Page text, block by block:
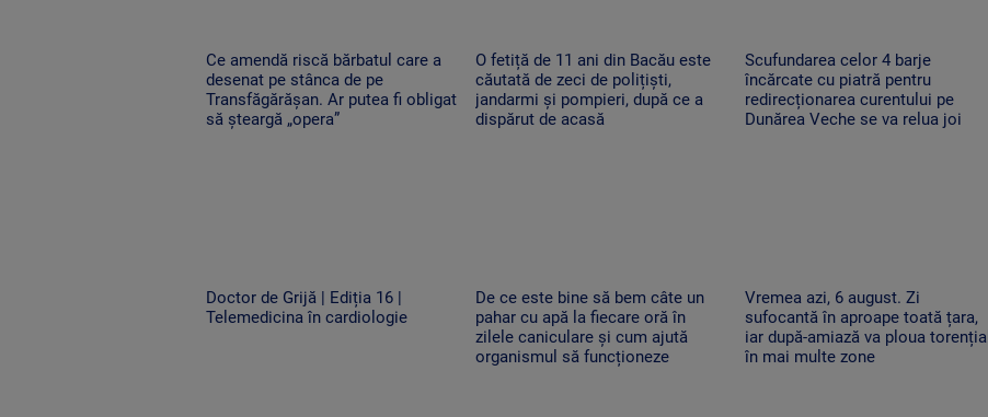
Ce amendă riscă bărbatul care a
desenat pe stânca de pe
Transfăgărășan. Ar putea fi obligat
să șteargă „opera”
O fetiță de 11 ani din Bacău este
căutată de zeci de polițiști,
jandarmi și pompieri, după ce a
dispărut de acasă
Scufundarea celor 4 barje
încărcate cu piatră pentru
redirecționarea curentului pe
Dunărea Veche se va relua joi
Doctor de Grijă | Ediția 16 |
Telemedicina în cardiologie
De ce este bine să bem câte un
pahar cu apă la fiecare oră în
zilele caniculare și cum ajută
organismul să funcționeze
Vremea azi, 6 august. Zi
sufocantă în aproape toată țara,
iar după-amiază va ploua torențial
în mai multe zone